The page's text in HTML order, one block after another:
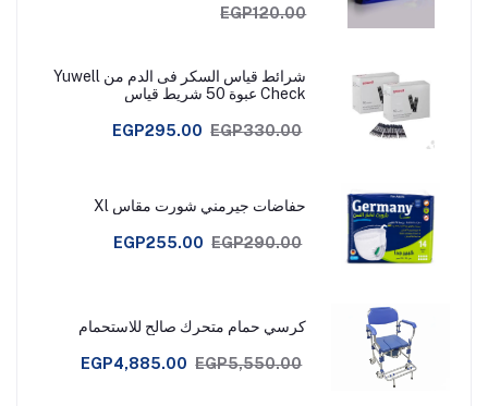
EGP120.00
شرائط قياس السكر فى الدم من Yuwell
Check عبوة 50 شريط قياس
EGP295.00 EGP330.00
حفاضات جيرمني شورت مقاس Xl
EGP255.00 EGP290.00
كرسي حمام متحرك صالح للاستحمام
EGP4,885.00 EGP5,550.00